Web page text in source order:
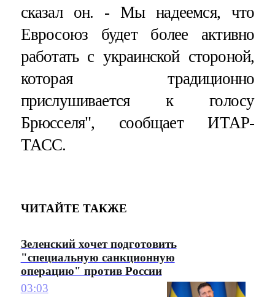
сказал он. - Мы надеемся, что
Евросоюз будет более активно
работать с украинской стороной,
которая традиционно
прислушивается к голосу
Брюсселя", сообщает ИТАР-
ТАСС.
ЧИТАЙТЕ ТАКЖЕ
Зеленский хочет подготовить
"специальную санкционную
операцию" против России
03:03